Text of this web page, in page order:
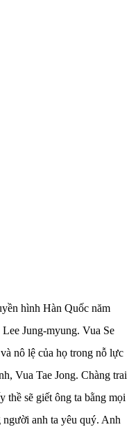
hình Hàn Quốc năm
Jung-myung. Vua Se
nô lệ của họ trong nỗ lực
Vua Tae Jong. Chàng trai
thề sẽ giết ông ta bằng mọi
người anh ta yêu quý. Anh